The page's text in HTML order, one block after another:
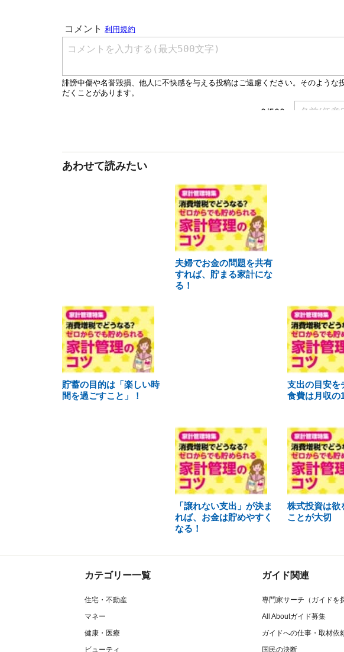
あわせて読みたい
夫婦でお金の問題を共有
すれば、貯まる家計にな
る！
貯蓄の目的は「楽しい時
間を過ごすこと」！
支出の目安を
食費は月収の
「譲れない支出」が決ま
れば、お金は貯めやすく
なる！
株式投資は欲
ことが大切
カテゴリー一覧
住宅・不動産
マネー
健康・医療
ビューティ
ガイド関連
専門家サーチ（ガイドを
All Aboutガイド募集
ガイドへの仕事・取材依
国民の決断